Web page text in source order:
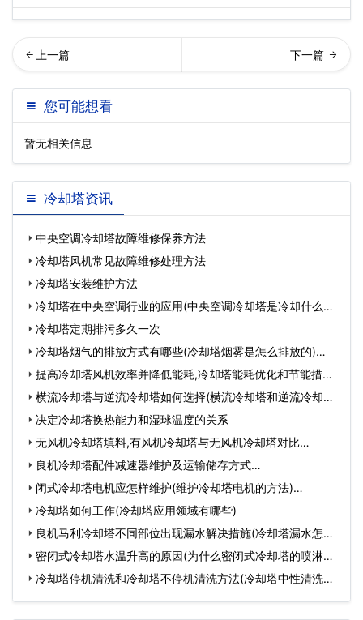
却塔工程案例富士康精密零
部件（深圳）有限公司…
南电路有限公司冷却塔工程
案例
您可能想看
暂无相关信息
冷却塔资讯
中央空调冷却塔故障维修保养方法
冷却塔风机常见故障维修处理方法
冷却塔安装维护方法
冷却塔在中央空调行业的应用(中央空调冷却塔是冷却什么的)
… 冷却塔定期排污多久一次
冷却塔烟气的排放方式有哪些(冷却塔烟雾是怎么排放的)…
提高冷却塔风机效率并降低能耗,冷却塔能耗优化和节能措
施…横流冷却塔与逆流冷却塔如何选择(横流冷却塔和逆流冷却塔
的…决定冷却塔换热能力和湿球温度的关系
无风机冷却塔填料,有风机冷却塔与无风机冷却塔对比…
良机冷却塔配件减速器维护及运输储存方式…
闭式冷却塔电机应怎样维护(维护冷却塔电机的方法)…
冷却塔如何工作(冷却塔应用领域有哪些)
良机马利冷却塔不同部位出现漏水解决措施(冷却塔漏水怎么
修…密闭式冷却塔水温升高的原因(为什么密闭式冷却塔的喷淋水
温…冷却塔停机清洗和冷却塔不停机清洗方法(冷却塔中性清洗办
法…